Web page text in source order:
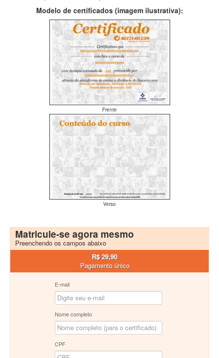
Modelo de certificados (imagem ilustrativa):
Frente
Verso
Matricule-se agora mesmo
Preenchendo os campos abaixo
R$ 29,90
Pagamento único
E-mail
Nome completo
CPF